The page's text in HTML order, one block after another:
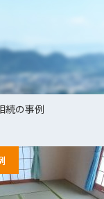
続の事例